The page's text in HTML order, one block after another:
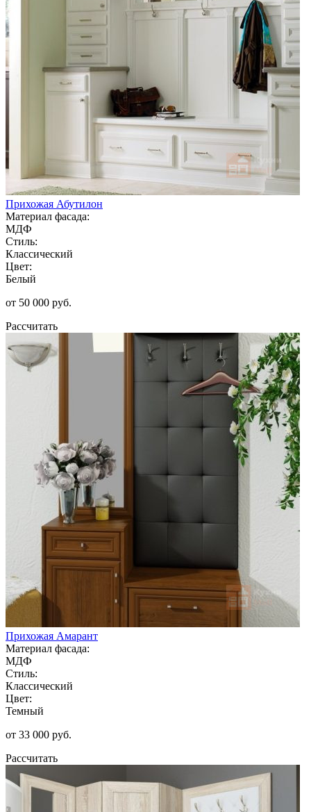
Прихожая Абутилон
Материал фасада:
МДФ
Стиль:
Классический
Цвет:
Белый
от 50 000 руб.
Рассчитать
Прихожая Амарант
Материал фасада:
МДФ
Стиль:
Классический
Цвет:
Темный
от 33 000 руб.
Рассчитать